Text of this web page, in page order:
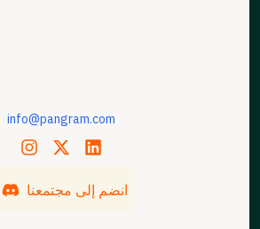
info@pangram.com
انضم إلى مجتمعنا